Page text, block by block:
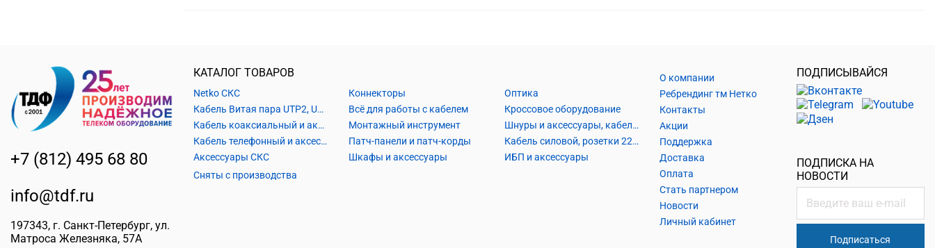
+7 (812) 495 68 80
info@tdf.ru
197343, г. Санкт-Петербург, ул.
Матроса Железняка, 57A
КАТАЛОГ ТОВАРОВ
Netko СКС
Кабель Витая пара UTP2, UTP4, FTP2, FTP4
Кабель коаксиальный и аксессуары
Кабель телефонный и аксессуары
Аксессуары СКС
Коннекторы
Всё для работы с кабелем
Монтажный инструмент
Патч-панели и патч-корды
Шкафы и аксессуары
Оптика
Кроссовое оборудование
Шнуры и аксессуары, кабельные наконечники
Кабель силовой, розетки 220В, выключатели 220В, сетевые фильтры
ИБП и аксессуары
Сняты с производства
О компании
Ребрендинг тм Нетко
Контакты
Акции
Поддержка
Доставка
Оплата
Стать партнером
Новости
Личный кабинет
ПОДПИСЫВАЙСЯ
ПОДПИСКА НА
НОВОСТИ
Подписаться